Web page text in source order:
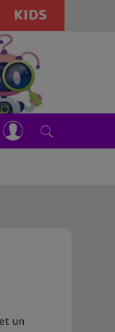
KIDS
un